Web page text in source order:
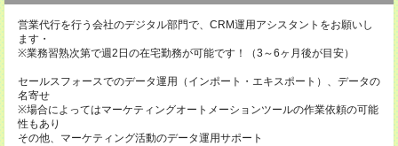
営業代行を行う会社のデジタル部門で、CRM運用アシスタントをお願いし
ます・
※業務習熟次第で週2日の在宅勤務が可能です！（3～6ヶ月後が目安）
セールスフォースでのデータ運用（インポート・エキスポート）、データの
名寄せ
※場合によってはマーケティングオートメーションツールの作業依頼の可能
性もあり
その他、マーケティング活動のデータ運用サポート